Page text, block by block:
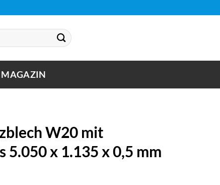
MAGAZIN
W20 mit
x 1.135 x 0,5 mm